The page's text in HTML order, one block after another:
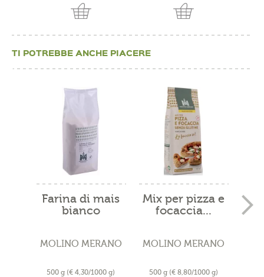
TI POTREBBE ANCHE PIACERE
Farina di mais
bianco
MOLINO MERANO
500 g (€ 4,30/1000 g)
Mix per pizza e
focaccia...
MOLINO MERANO
500 g (€ 8,80/1000 g)